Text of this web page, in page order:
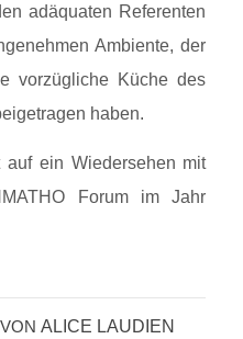
adäquaten Referenten
Ambiente, der
vorzügliche Küche des
haben.
ein Wiedersehen mit
Forum im Jahr
VON ALICE LAUDIEN